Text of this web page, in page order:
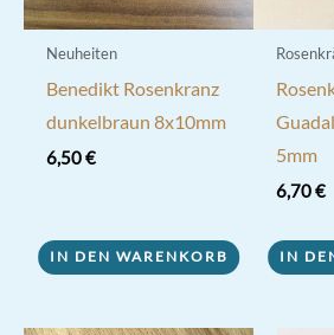
Neuheiten
Benedikt Rosenkranz
dunkelbraun 8x10mm
6,50€
IN DEN WARENKORB
5mm
6,70€
IN